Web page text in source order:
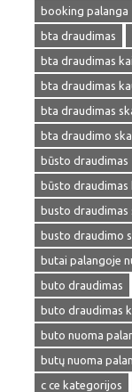
booking palanga
bta draudimas
bta draudimas
bta draudimas
bta draudimas
bta draudimo
būsto draudimas
būsto draudimas
busto draudimas
busto draudimo
butai palangoje
buto draudimas
buto draudimas
buto nuoma
butų nuoma
c ce kategorijos